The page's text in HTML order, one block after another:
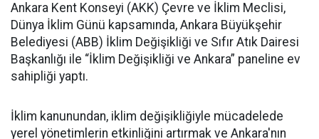
Ankara Kent Konseyi (AKK) Çevre ve İklim Meclisi,
Dünya İklim Günü kapsamında, Ankara Büyükşehir
Belediyesi (ABB) İklim Değişikliği ve Sıfır Atık Dairesi
Başkanlığı ile “İklim Değişikliği ve Ankara” paneline ev
sahipliği yaptı.
İklim kanunundan, iklim değişikliğiyle mücadelede
yerel yönetimlerin etkinliğini artırmak ve Ankara'nın